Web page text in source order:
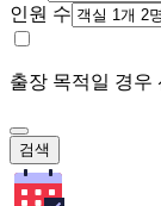
인원 수
출장 목적일 경우
검색